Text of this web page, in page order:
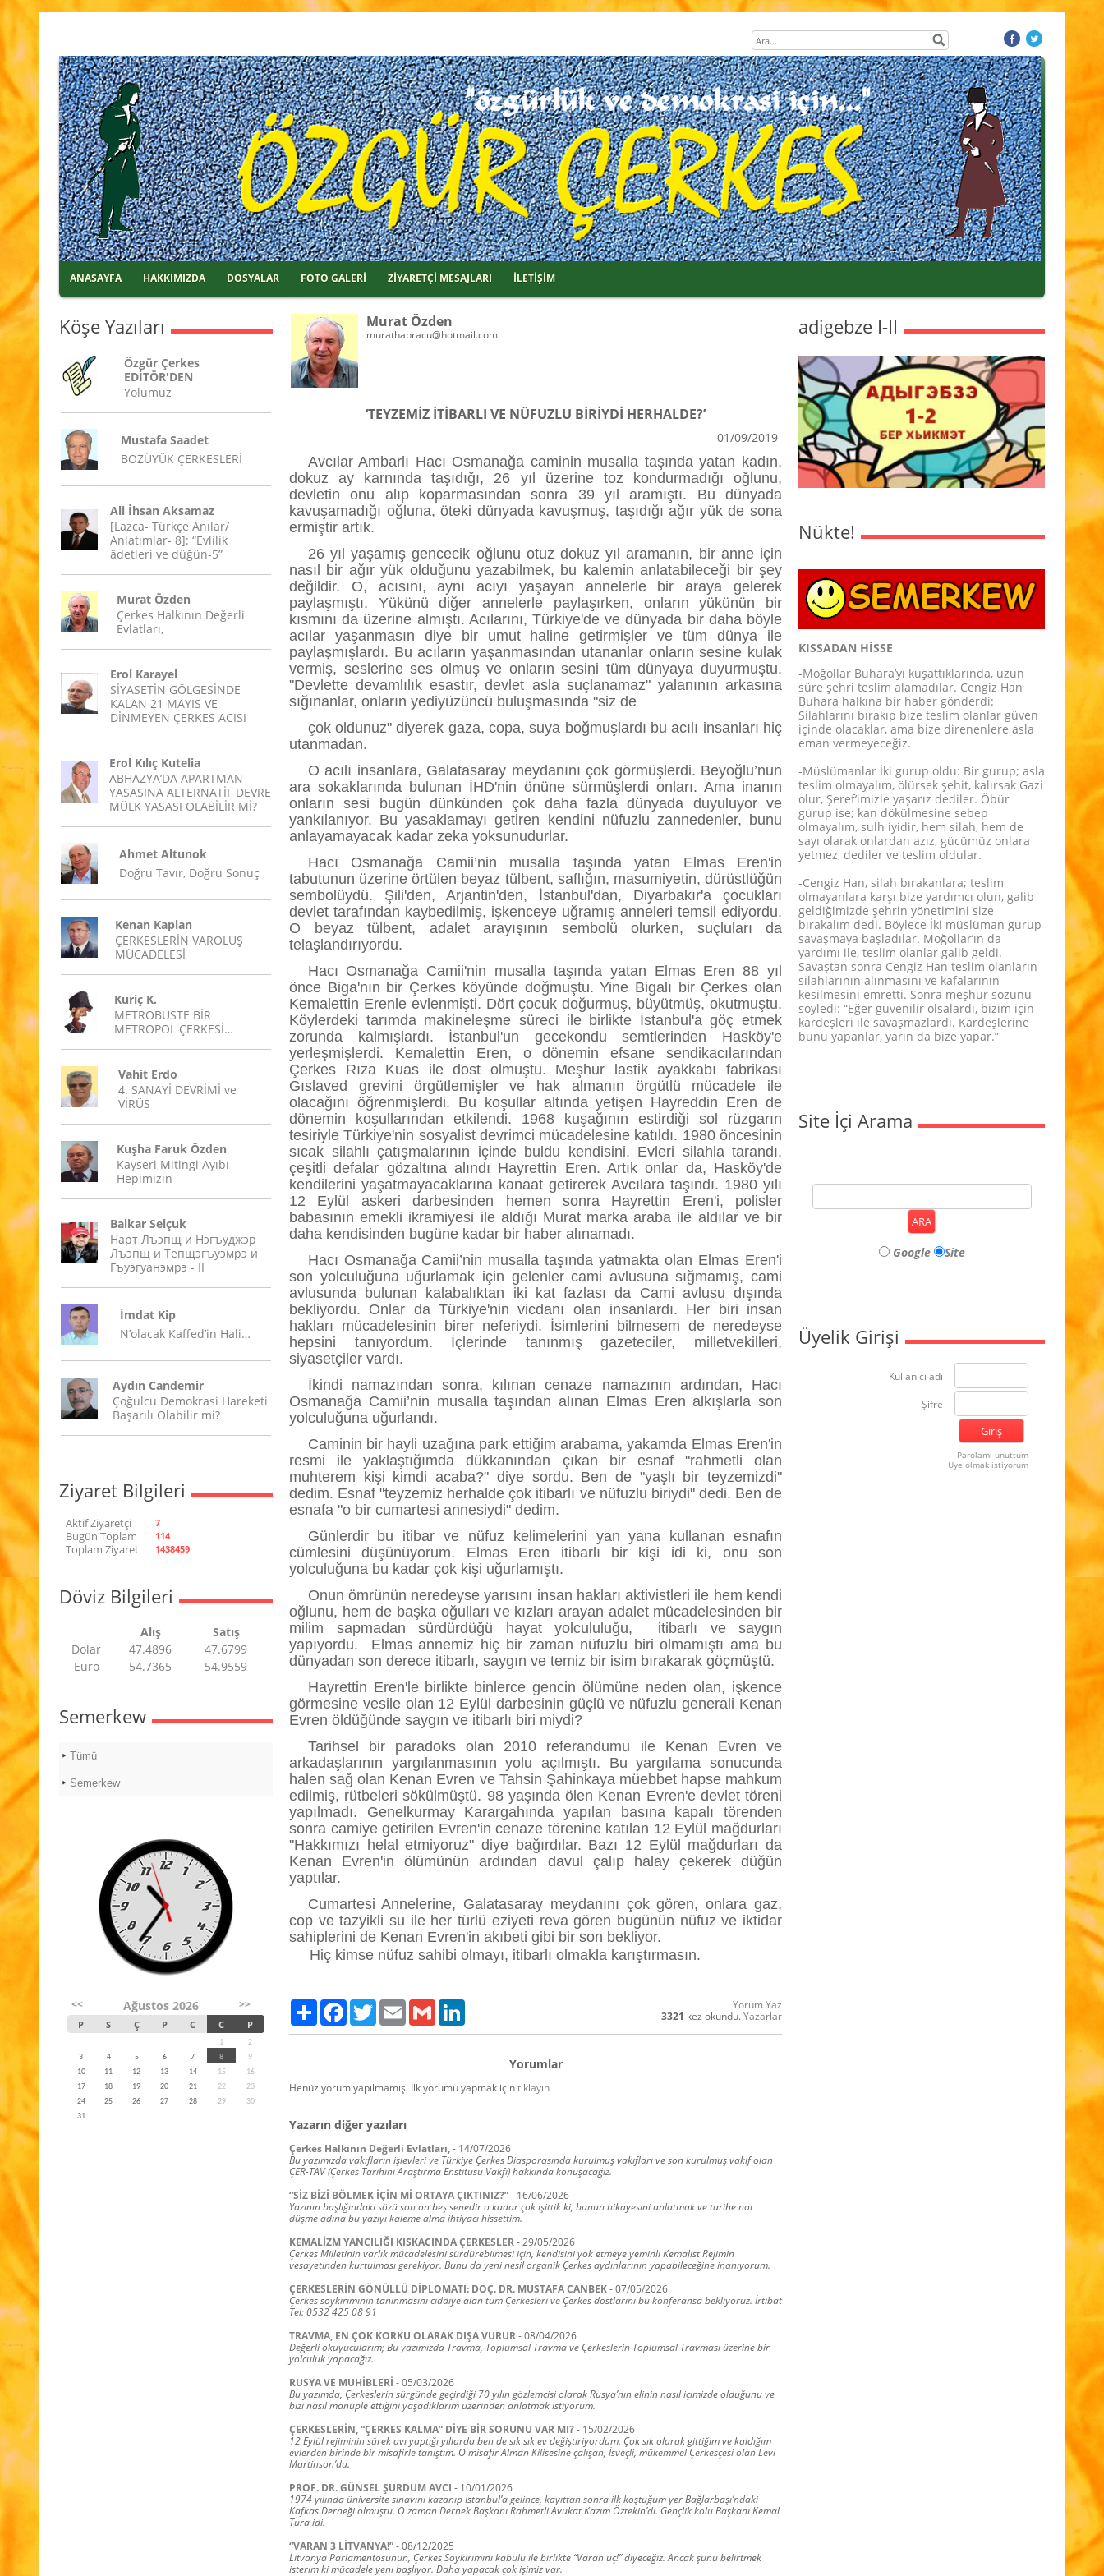
ANASAYFA HAKKIMIZDA DOSYALAR FOTO GALERİ ZİYARETÇİ MESAJLARI İLETİŞİM
Köşe Yazıları
Özgür Çerkes
EDİTÖR'DEN
Yolumuz
Mustafa Saadet
BOZÜYÜK ÇERKESLERİ
Ali İhsan Aksamaz
[Lazca- Türkçe Anılar/
Anlatımlar- 8]: “Evlilik
âdetleri ve düğün-5”
Murat Özden
Çerkes Halkının Değerli
Evlatları,
Erol Karayel
SİYASETİN GÖLGESİNDE
KALAN 21 MAYIS VE
DİNMEYEN ÇERKES ACISI
Erol Kılıç Kutelia
ABHAZYA’DA APARTMAN
YASASINA ALTERNATİF DEVRE
MÜLK YASASI OLABİLİR Mİ?
Ahmet Altunok
Doğru Tavır, Doğru Sonuç
Kenan Kaplan
ÇERKESLERİN VAROLUŞ
MÜCADELESİ
Kuriç K.
METROBÜSTE BİR
METROPOL ÇERKESİ…
Vahit Erdo
4. SANAYİ DEVRİMİ ve
VİRÜS
Kuşha Faruk Özden
Kayseri Mitingi Ayıbı
Hepimizin
Balkar Selçuk
Нарт Лъэпщ и Нэгъуджэр
Лъэпщ и Тепщэгъуэмрэ и
Гъуэгуанэмрэ - II
İmdat Kip
N’olacak Kaffed’in Hali…
Aydın Candemir
Çoğulcu Demokrasi Hareketi
Başarılı Olabilir mi?
Ziyaret Bilgileri
Aktif Ziyaretçi 7
Bugün Toplam 114
Toplam Ziyaret 1438459
Döviz Bilgileri
Alış
Satış
Dolar
47.4896
47.6799
Euro
54.7365 54.9559
Semerkew
Tümü
Semerkew
<< Ağustos 2026 >>
P S Ç P C C P
1
2
3
4 5 6 7 8
9
10
11 12 13 14 15
16
17
18 19 20 21 22
23
24
25 26 27 28 29
30
31
Murat Özden
murathabracu@hotmail.com
‘TEYZEMİZ İTİBARLI VE NÜFUZLU BİRİYDİ HERHALDE?’
01/09/2019
Avcılar Ambarlı Hacı Osmanağa caminin musalla taşında yatan kadın,
dokuz ay karnında taşıdığı, 26 yıl üzerine toz kondurmadığı oğlunu,
devletin onu alıp koparmasından sonra 39 yıl aramıştı. Bu dünyada
kavuşamadığı oğluna, öteki dünyada kavuşmuş, taşıdığı ağır yük de sona
ermiştir artık.
26 yıl yaşamış gencecik oğlunu otuz dokuz yıl aramanın, bir anne için
nasıl bir ağır yük olduğunu yazabilmek, bu kalemin anlatabileceği bir şey
değildir. O, acısını, aynı acıyı yaşayan annelerle bir araya gelerek
paylaşmıştı. Yükünü diğer annelerle paylaşırken, onların yükünün bir
kısmını da üzerine almıştı. Acılarını, Türkiye'de ve dünyada bir daha böyle
acılar yaşanmasın diye bir umut haline getirmişler ve tüm dünya ile
paylaşmışlardı. Bu acıların yaşanmasından utananlar onların sesine kulak
vermiş, seslerine ses olmuş ve onların sesini tüm dünyaya duyurmuştu.
"Devlette devamlılık esastır, devlet asla suçlanamaz" yalanının arkasına
sığınanlar, onların yediyüzüncü buluşmasında "siz de
çok oldunuz" diyerek gaza, copa, suya boğmuşlardı bu acılı insanları hiç
utanmadan.
O acılı insanlara, Galatasaray meydanını çok görmüşlerdi. Beyoğlu’nun
ara sokaklarında bulunan İHD'nin önüne sürmüşlerdi onları. Ama inanın
onların sesi bugün dünkünden çok daha fazla dünyada duyuluyor ve
yankılanıyor. Bu yasaklamayı getiren kendini nüfuzlu zannedenler, bunu
anlayamayacak kadar zeka yoksunudurlar.
Hacı Osmanağa Camii’nin musalla taşında yatan Elmas Eren'in
tabutunun üzerine örtülen beyaz tülbent, saflığın, masumiyetin, dürüstlüğün
sembolüydü. Şili'den, Arjantin'den, İstanbul'dan, Diyarbakır'a çocukları
devlet tarafından kaybedilmiş, işkenceye uğramış anneleri temsil ediyordu.
O beyaz tülbent, adalet arayışının sembolü olurken, suçluları da
telaşlandırıyordu.
Hacı Osmanağa Camii'nin musalla taşında yatan Elmas Eren 88 yıl
önce Biga'nın bir Çerkes köyünde doğmuştu. Yine Bigalı bir Çerkes olan
Kemalettin Erenle evlenmişti. Dört çocuk doğurmuş, büyütmüş, okutmuştu.
Köylerdeki tarımda makineleşme süreci ile birlikte İstanbul'a göç etmek
zorunda kalmışlardı. İstanbul'un gecekondu semtlerinden Hasköy'e
yerleşmişlerdi. Kemalettin Eren, o dönemin efsane sendikacılarından
Çerkes Rıza Kuas ile dost olmuştu. Meşhur lastik ayakkabı fabrikası
Gıslaved grevini örgütlemişler ve hak almanın örgütlü mücadele ile
olacağını öğrenmişlerdi. Bu koşullar altında yetişen Hayreddin Eren de
dönemin koşullarından etkilendi. 1968 kuşağının estirdiği sol rüzgarın
tesiriyle Türkiye'nin sosyalist devrimci mücadelesine katıldı. 1980 öncesinin
sıcak silahlı çatışmalarının içinde buldu kendisini. Evleri silahla tarandı,
çeşitli defalar gözaltına alındı Hayrettin Eren. Artık onlar da, Hasköy'de
kendilerini yaşatmayacaklarına kanaat getirerek Avcılara taşındı. 1980 yılı
12 Eylül askeri darbesinden hemen sonra Hayrettin Eren'i, polisler
babasının emekli ikramiyesi ile aldığı Murat marka araba ile aldılar ve bir
daha kendisinden bugüne kadar bir haber alınamadı.
Hacı Osmanağa Camii’nin musalla taşında yatmakta olan Elmas Eren'i
son yolculuğuna uğurlamak için gelenler cami avlusuna sığmamış, cami
avlusunda bulunan kalabalıktan iki kat fazlası da Cami avlusu dışında
bekliyordu. Onlar da Türkiye'nin vicdanı olan insanlardı. Her biri insan
hakları mücadelesinin birer neferiydi. İsimlerini bilmesem de neredeyse
hepsini tanıyordum. İçlerinde tanınmış gazeteciler, milletvekilleri,
siyasetçiler vardı.
İkindi namazından sonra, kılınan cenaze namazının ardından, Hacı
Osmanağa Camii’nin musalla taşından alınan Elmas Eren alkışlarla son
yolculuğuna uğurlandı.
Caminin bir hayli uzağına park ettiğim arabama, yakamda Elmas Eren'in
resmi ile yaklaştığımda dükkanından çıkan bir esnaf "rahmetli olan
muhterem kişi kimdi acaba?" diye sordu. Ben de "yaşlı bir teyzemizdi"
dedim. Esnaf "teyzemiz herhalde çok itibarlı ve nüfuzlu biriydi" dedi. Ben de
esnafa "o bir cumartesi annesiydi" dedim.
Günlerdir bu itibar ve nüfuz kelimelerini yan yana kullanan esnafın
cümlesini düşünüyorum. Elmas Eren itibarlı bir kişi idi ki, onu son
yolculuğuna bu kadar çok kişi uğurlamıştı.
Onun ömrünün neredeyse yarısını insan hakları aktivistleri ile hem kendi
oğlunu, hem de başka oğulları ve kızları arayan adalet mücadelesinden bir
milim sapmadan sürdürdüğü hayat yolcululuğu, itibarlı ve saygın
yapıyordu. Elmas annemiz hiç bir zaman nüfuzlu biri olmamıştı ama bu
dünyadan son derece itibarlı, saygın ve temiz bir isim bırakarak göçmüştü.
Hayrettin Eren'le birlikte binlerce gencin ölümüne neden olan, işkence
görmesine vesile olan 12 Eylül darbesinin güçlü ve nüfuzlu generali Kenan
Evren öldüğünde saygın ve itibarlı biri miydi?
Tarihsel bir paradoks olan 2010 referandumu ile Kenan Evren ve
arkadaşlarının yargılanmasının yolu açılmıştı. Bu yargılama sonucunda
halen sağ olan Kenan Evren ve Tahsin Şahinkaya müebbet hapse mahkum
edilmiş, rütbeleri sökülmüştü. 98 yaşında ölen Kenan Evren'e devlet töreni
yapılmadı. Genelkurmay Karargahında yapılan basına kapalı törenden
sonra camiye getirilen Evren'in cenaze törenine katılan 12 Eylül mağdurları
"Hakkımızı helal etmiyoruz" diye bağırdılar. Bazı 12 Eylül mağdurları da
Kenan Evren'in ölümünün ardından davul çalıp halay çekerek düğün
yaptılar.
Cumartesi Annelerine, Galatasaray meydanını çok gören, onlara gaz,
cop ve tazyikli su ile her türlü eziyeti reva gören bugünün nüfuz ve iktidar
sahiplerini de Kenan Evren'in akıbeti gibi bir son bekliyor.
Hiç kimse nüfuz sahibi olmayı, itibarlı olmakla karıştırmasın.
Paylaş FacebookTwitter Email Gmail
Yorum Yaz
3321 kez okundu.Yazarlar
Yorumlar
Henüz yorum yapılmamış. İlk yorumu yapmak içintıklayın
Yazarın diğer yazıları
Çerkes Halkının Değerli Evlatları,- 14/07/2026
Bu yazımızda vakıfların işlevleri ve Türkiye Çerkes Diasporasında kurulmuş vakıfları ve son kurulmuş vakıf olan
ÇER-TAV (Çerkes Tarihini Araştırma Enstitüsü Vakfı) hakkında konuşacağız.
“SİZ BİZİ BÖLMEK İÇİN Mİ ORTAYA ÇIKTINIZ?”- 16/06/2026
Yazının başlığındaki sözü son on beş senedir o kadar çok işittik ki, bunun hikayesini anlatmak ve tarihe not
düşme adına bu yazıyı kaleme alma ihtiyacı hissettim.
KEMALİZM YANCILIĞI KISKACINDA ÇERKESLER-29/05/2026
Çerkes Milletinin varlık mücadelesini sürdürebilmesi için, kendisini yok etmeye yeminli Kemalist Rejimin
vesayetinden kurtulması gerekiyor. Bunu da yeni nesil organik Çerkes aydınlarının yapabileceğine inanıyorum.
ÇERKESLERİN GÖNÜLLÜ DİPLOMATI: DOÇ. DR. MUSTAFA CANBEK-07/05/2026
Çerkes soykırımının tanınmasını ciddiye alan tüm Çerkesleri ve Çerkes dostlarını bu konferansa bekliyoruz. İrtibat
Tel: 0532 425 08 91
TRAVMA, EN ÇOK KORKU OLARAK DIŞA VURUR-08/04/2026
Değerli okuyucularım; Bu yazımızda Travma, Toplumsal Travma ve Çerkeslerin Toplumsal Travması üzerine bir
yolculuk yapacağız.
RUSYA VE MUHİBLERİ -05/03/2026
Bu yazımda, Çerkeslerin sürgünde geçirdiği 70 yılın gözlemcisi olarak Rusya’nın elinin nasıl içimizde olduğunu ve
bizi nasıl manüple ettiğini yaşadıklarım üzerinden anlatmak istiyorum.
ÇERKESLERİN, “ÇERKES KALMA” DİYE BİR SORUNU VAR MI?- 15/02/2026
12 Eylül rejiminin sürek avı yaptığı yıllarda ben de sık sık ev değiştiriyordum. Çok sık olarak gittiğim ve kaldığım
evlerden birinde bir misafirle tanıştım. O misafir Alman Kilisesine çalışan, İsveçli, mükemmel Çerkesçesi olan Levi
Martinson’du.
PROF. DR. GÜNSEL ŞURDUM AVCI - 10/01/2026
1974 yılında üniversite sınavını kazanıp Istanbul’a gelince, kayıttan sonra ilk koştuğum yer Bağlarbaşı’ndaki
Kafkas Derneği olmuştu. O zaman Dernek Başkanı Rahmetli Avukat Kazım Öztekin’di. Gençlik kolu Başkanı Kemal
Tura idi.
“VARAN 3 LİTVANYA!”-08/12/2025
Litvanya Parlamentosunun, Çerkes Soykırımını kabulü ile birlikte “Varan üç!” diyeceğiz. Ancak şunu belirtmek
isterim ki mücadele yeni başlıyor. Daha yapacak çok işimiz var.
adigebze I-II
Nükte!
KISSADAN HİSSE
-Moğollar Buhara’yı kuşattıklarında, uzun
süre şehri teslim alamadılar. Cengiz Han
Buhara halkına bir haber gönderdi:
Silahlarını bırakıp bize teslim olanlar güven
içinde olacaklar, ama bize direnenlere asla
eman vermeyeceğiz.
-Müslümanlar İki gurup oldu: Bir gurup; asla
teslim olmayalım, ölürsek şehit, kalırsak Gazi
olur, Şeref’imizle yaşarız dediler. Öbür
gurup ise; kan dökülmesine sebep
olmayalım, sulh iyidir, hem silah, hem de
sayı olarak onlardan azız, gücümüz onlara
yetmez, dediler ve teslim oldular.
-Cengiz Han, silah bırakanlara; teslim
olmayanlara karşı bize yardımcı olun, galib
geldiğimizde şehrin yönetimini size
bırakalım dedi. Böylece İki müslüman gurup
savaşmaya başladılar. Moğollar’ın da
yardımı ile, teslim olanlar galib geldi.
Savaştan sonra Cengiz Han teslim olanların
silahlarının alınmasını ve kafalarının
kesilmesini emretti. Sonra meşhur sözünü
söyledi: “Eğer güvenilir olsalardı, bizim için
kardeşleri ile savaşmazlardı. Kardeşlerine
bunu yapanlar, yarın da bize yapar.”
Site İçi Arama
Google Site
Üyelik Girişi
Kullanıcı adı
Şifre
Parolamı unuttum
Üye olmak istiyorum